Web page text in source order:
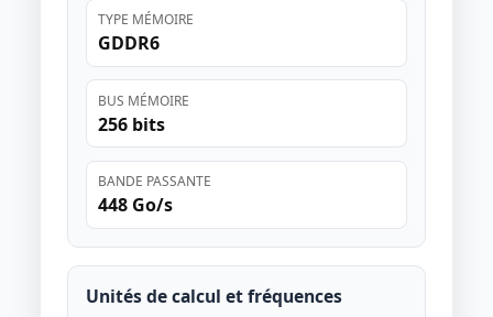
TYPE MÉMOIRE
GDDR6
BUS MÉMOIRE
256 bits
BANDE PASSANTE
448 Go/s
Unités de calcul et fréquences